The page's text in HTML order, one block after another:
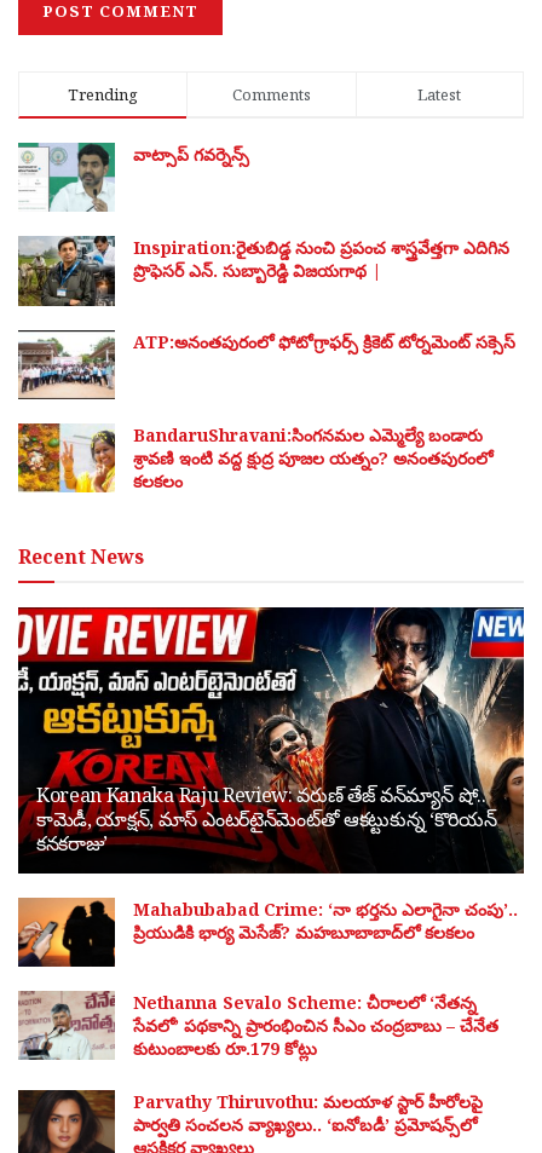
Trending Comments Latest
వాట్సాప్ గవర్నెన్స్
Inspiration:రైతుబిడ్డ నుంచి ప్రపంచ శాస్త్రవేత్తగా ఎదిగిన
ప్రొఫెసర్ ఎన్. సుబ్బారెడ్డి విజయగాథ |
ATP:అనంతపురంలో ఫోటోగ్రాఫర్స్ క్రికెట్ టోర్నమెంట్ సక్సెస్
BandaruShravani:సింగనమల ఎమ్మెల్యే బండారు
శ్రావణి ఇంటి వద్ద క్షుద్ర పూజల యత్నం? అనంతపురంలో
కలకలం
Recent News
Korean Kanaka Raju Review: వరుణ్ తేజ్ వన్‌మ్యాన్ షో..
కామెడీ, యాక్షన్, మాస్ ఎంటర్‌టైన్‌మెంట్‌తో ఆకట్టుకున్న ‘కొరియన్
కనకరాజు’
Mahabubabad Crime: ‘నా భర్తను ఎలాగైనా చంపు’..
ప్రియుడికి భార్య మెసేజ్? మహబూబాబాద్‌లో కలకలం
Nethanna Sevalo Scheme: చీరాలలో ‘నేతన్న
సేవలో’ పథకాన్ని ప్రారంభించిన సీఎం చంద్రబాబు – చేనేత
కుటుంబాలకు రూ.179 కోట్లు
Parvathy Thiruvothu: మలయాళ స్టార్ హీరోలపై
పార్వతి సంచలన వ్యాఖ్యలు.. ‘ఐనోబడీ’ ప్రమోషన్స్‌లో
ఆసక్తికర వ్యాఖ్యలు